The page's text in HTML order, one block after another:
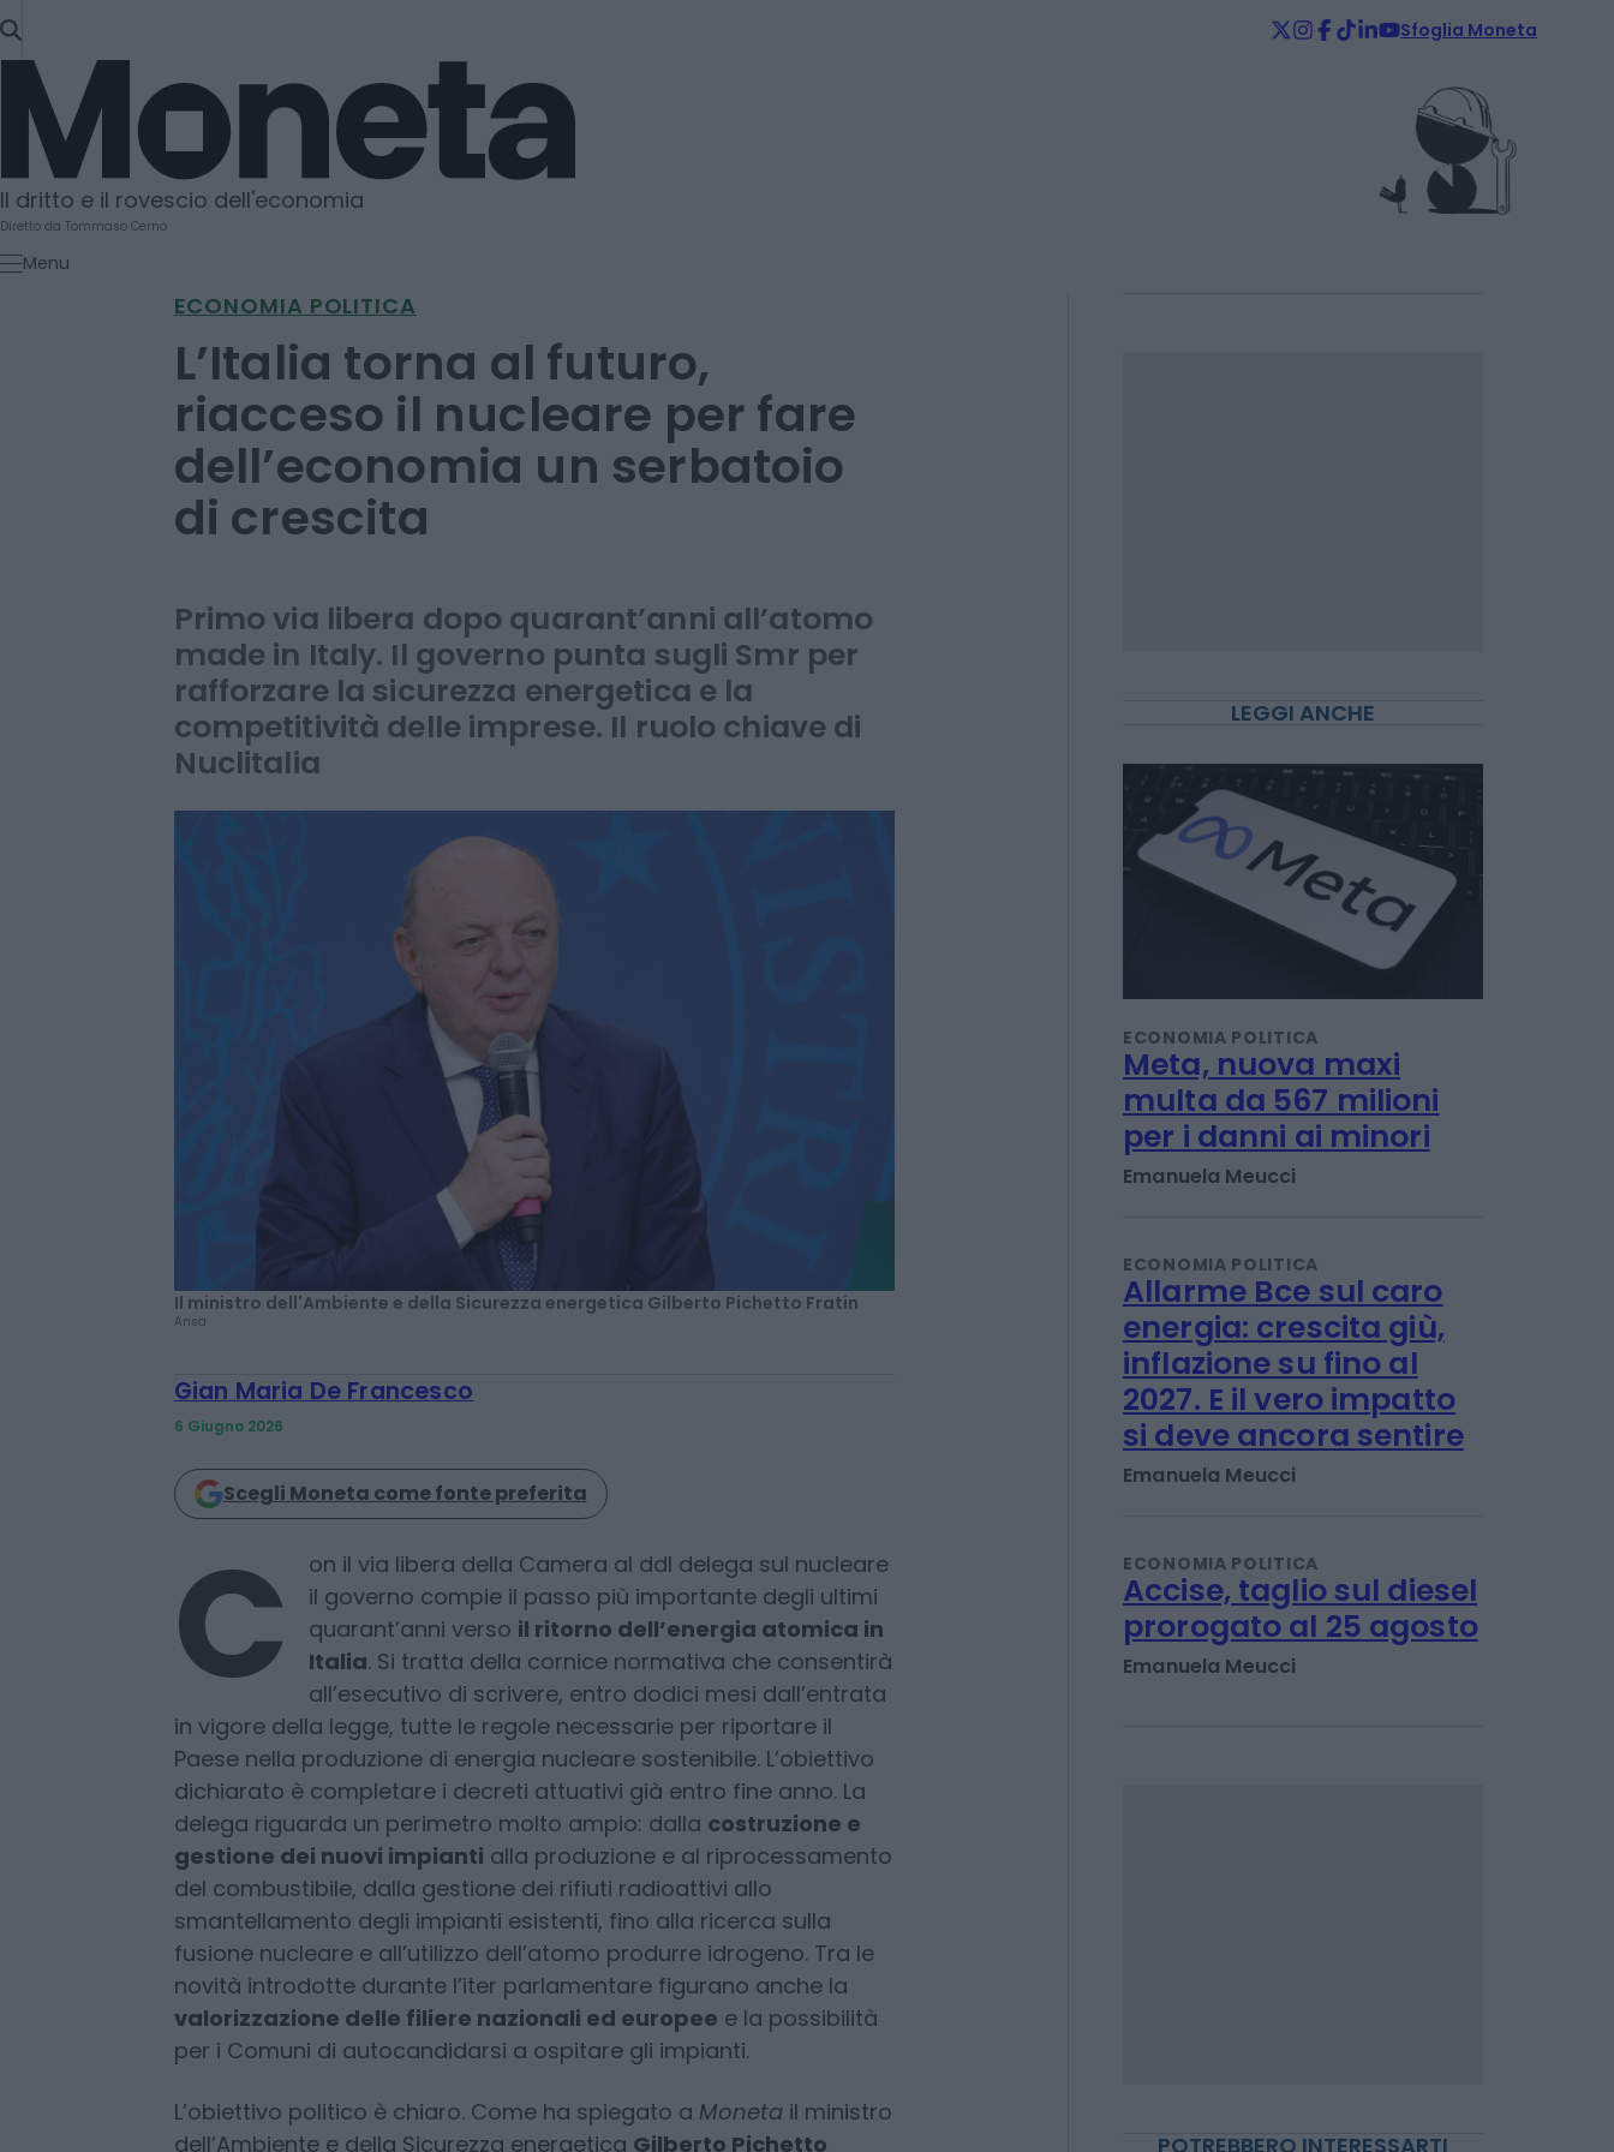
SKIP
TO
CONTENT
Sfoglia Moneta
Moneta
Il dritto e il rovescio dell'economia
Diretto da Tommaso Cerno
Menu
ECONOMIA POLITICA
L’Italia torna al futuro,
riacceso il nucleare per fare
di crescita
Primo via libera dopo quarant’anni all’atomo
made in Italy. Il governo punta sugli Smr per
rafforzare la sicurezza energetica e la
competitività delle imprese. Il ruolo chiave di
Ansa
Gian Maria De Francesco
Scegli Moneta come fonte preferita
C
on il via libera della Camera al ddl delega sul nucleare
il governo compie il passo più importante degli ultimi
quarant’anni versoil ritorno dell’energia atomica in
Italia. Si tratta della cornice normativa che consentirà
all’esecutivo di scrivere, entro dodici mesi dall’entrata
in vigore della legge, tutte le regole necessarie per riportare il
Paese nella produzione di energia nucleare sostenibile. L’obiettivo
dichiarato è completare i decreti attuativi già entro fine anno. La
delega riguarda un perimetro molto ampio: dalla costruzione e
gestione dei nuovi impianti alla produzione e al riprocessamento
del combustibile, dalla gestione dei rifiuti radioattivi allo
smantellamento degli impianti esistenti, fino alla ricerca sulla
fusione nucleare e all’utilizzo dell’atomo produrre idrogeno. Tra le
valorizzazione delle filiere nazionali ed europeee la possibilità
LEGGI ANCHE
ECONOMIA POLITICA
Meta, nuova maxi
Emanuela Meucci
ECONOMIA POLITICA
Allarme Bce sul caro
energia: crescita giù,
inflazione su fino al
Emanuela Meucci
ECONOMIA POLITICA